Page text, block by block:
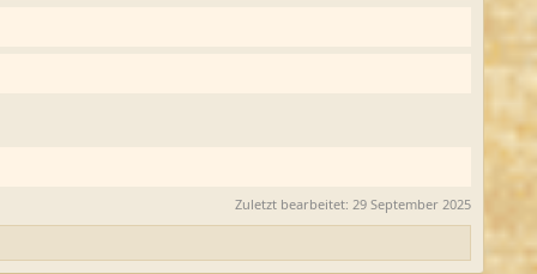
Zuletzt bearbeitet: 29 September 2025